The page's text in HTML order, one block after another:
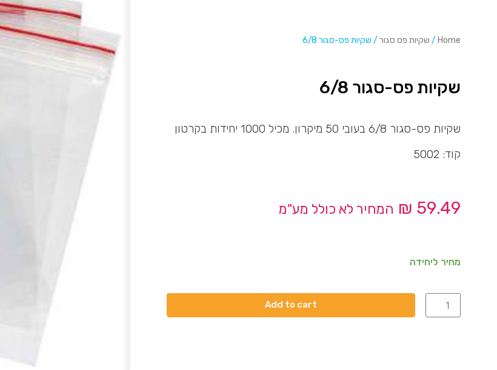
Home
/ שקיות פס סגור / שקיות פס-סגור 6/8
שקיות פס-סגור 6/8
שקיות פס-סגור 6/8 בעובי 50 מיקרון. מכיל 1000 יחידות בקרטון
קוד: 5002
₪ 59.49 המחיר לא כולל מע"מ
מחיר ליחידה
Add to cart